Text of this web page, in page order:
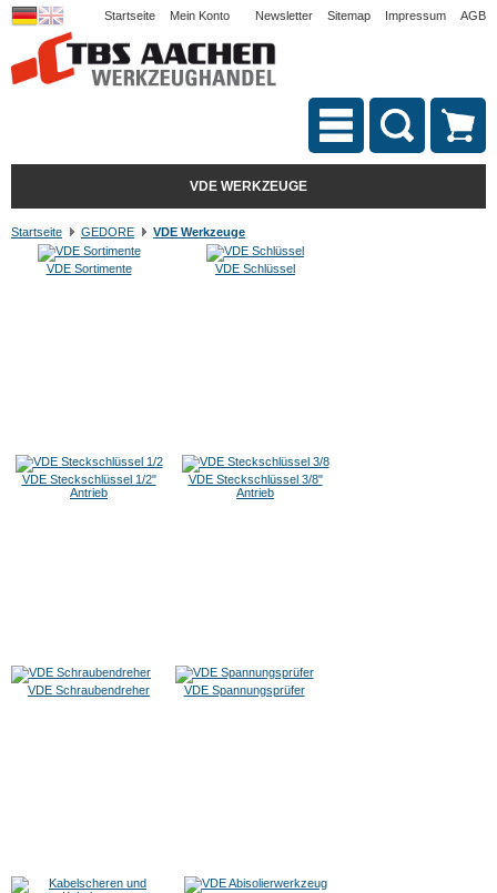
Startseite Mein Konto Newsletter Sitemap Impressum AGB
VDE WERKZEUGE
Startseite GEDORE VDE Werkzeuge
VDE Sortimente VDE Schlüssel
VDE Steckschlüssel 1/2"
Antrieb
VDE Steckschlüssel 3/8"
Antrieb
VDE Schraubendreher VDE Spannungsprüfer